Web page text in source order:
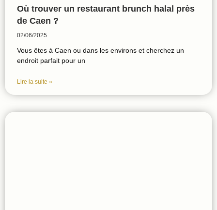
Où trouver un restaurant brunch halal près
de Caen ?
02/06/2025
Vous êtes à Caen ou dans les environs et cherchez un
endroit parfait pour un
Lire la suite »